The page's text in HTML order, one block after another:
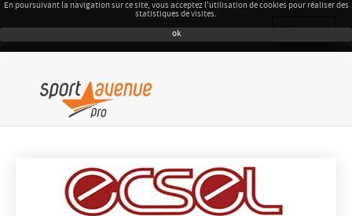
En poursuivant la navigation sur ce site, vous acceptez l'utilisation de cookies pour réaliser des
statistiques de visites.
ok
Menu